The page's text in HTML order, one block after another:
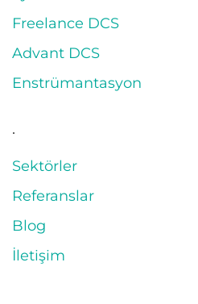
Freelance DCS
Advant DCS
Enstrümantasyon
.
Sektörler
Referanslar
Blog
İletişim